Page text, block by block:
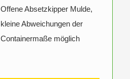
Offene Absetzkipper Mulde,
kleine Abweichungen der
Containermaße möglich